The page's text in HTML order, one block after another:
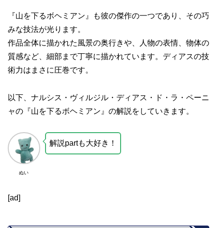
『山を下るボヘミアン』も彼の傑作の一つであり、その巧
みな技法が光ります。
作品全体に描かれた風景の奥行きや、人物の表情、物体の
質感など、細部まで丁寧に描かれています。ディアスの技
術力はまさに圧巻です。
以下、ナルシス・ヴィルジル・ディアス・ド・ラ・ペーニ
ャの『山を下るボヘミアン』の解説をしていきます。
ぬい
解説partも大好き！
[ad]